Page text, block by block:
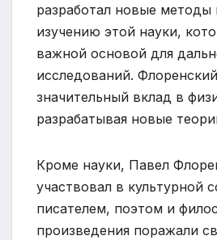
разработал новые
изучению этой науки,
важной основой для
исследований.
значительный вклад в
разрабатывая новые
Кроме науки, Павел
участвовал в культурной
писателем, поэтом и
произведения поражали